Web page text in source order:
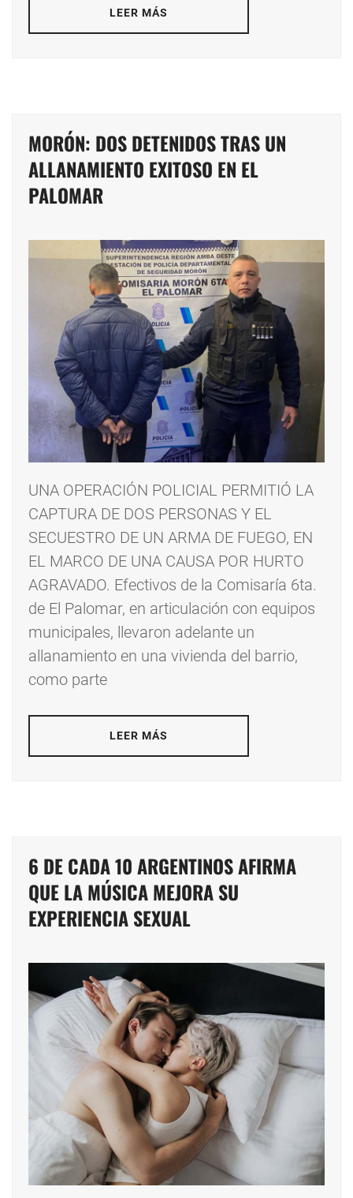
LEER MÁS
MORÓN: DOS DETENIDOS TRAS UN
ALLANAMIENTO EXITOSO EN EL
PALOMAR
UNA OPERACIÓN POLICIAL PERMITIÓ LA
CAPTURA DE DOS PERSONAS Y EL
SECUESTRO DE UN ARMA DE FUEGO, EN
EL MARCO DE UNA CAUSA POR HURTO
AGRAVADO. Efectivos de la Comisaría 6ta.
de El Palomar, en articulación con equipos
municipales, llevaron adelante un
allanamiento en una vivienda del barrio,
como parte
LEER MÁS
6 DE CADA 10 ARGENTINOS AFIRMA
QUE LA MÚSICA MEJORA SU
EXPERIENCIA SEXUAL